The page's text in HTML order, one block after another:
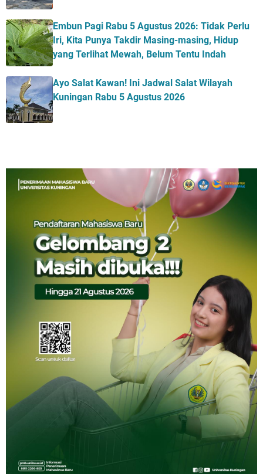
Embun Pagi Rabu 5 Agustus 2026: Tidak Perlu
Iri, Kita Punya Takdir Masing-masing, Hidup
yang Terlihat Mewah, Belum Tentu Indah
Ayo Salat Kawan! Ini Jadwal Salat Wilayah
Kuningan Rabu 5 Agustus 2026